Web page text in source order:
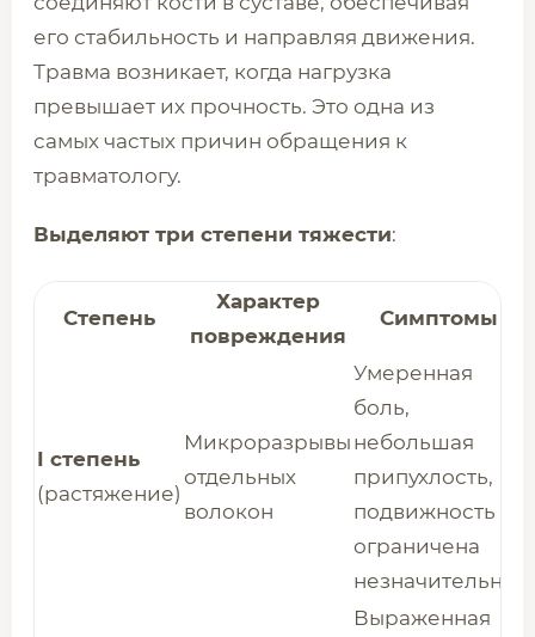
его стабильность и направляя движения.
Травма возникает, когда нагрузка
превышает их прочность. Это одна из
самых частых причин обращения к
травматологу.
Выделяют три степени тяжести:
Степень
Характер
повреждения
Симптомы
I степень
(растяжение)
Микроразрывы
отдельных
волокон
Умеренная
боль,
небольшая
припухлость,
подвижность
ограничена
незначительно
Выраженная